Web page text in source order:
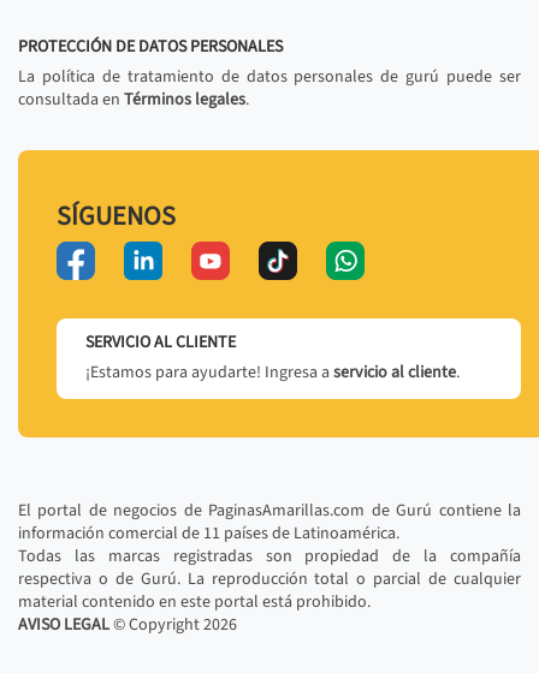
PROTECCIÓN DE DATOS PERSONALES
La política de tratamiento de datos personales de gurú puede ser
consultada en Términos legales.
SÍGUENOS
SERVICIO AL CLIENTE
¡Estamos para ayudarte! Ingresa a servicio al cliente.
El portal de negocios de PaginasAmarillas.com de Gurú contiene la
información comercial de 11 países de Latinoamérica.
Todas las marcas registradas son propiedad de la compañía
respectiva o de Gurú. La reproducción total o parcial de cualquier
material contenido en este portal está prohibido.
AVISO LEGAL© Copyright2026